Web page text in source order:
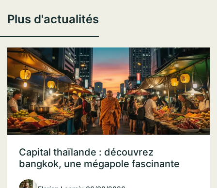
Plus d'actualités
Capital thaïlande : découvrez
bangkok, une mégapole fascinante